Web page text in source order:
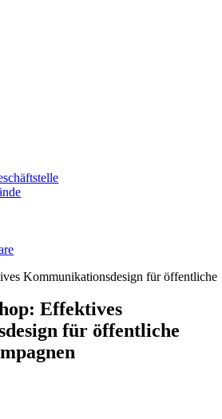
Kommunikationsdesign für öffentliche
Effektives
für öffentliche